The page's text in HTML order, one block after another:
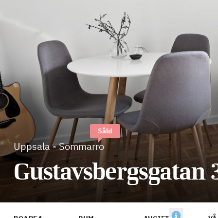
Uppsala-Sommarro
Såld
Gustavsbergsgatan